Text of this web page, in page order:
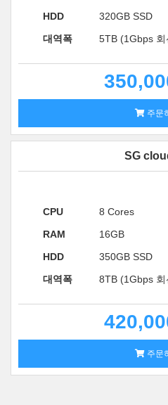
HDD
320GB SSD
대역폭
5TB (1Gbps 회
주문
SG
CPU
8 Cores
RAM
16GB
HDD
350GB SSD
대역폭
8TB (1Gbps 회
주문